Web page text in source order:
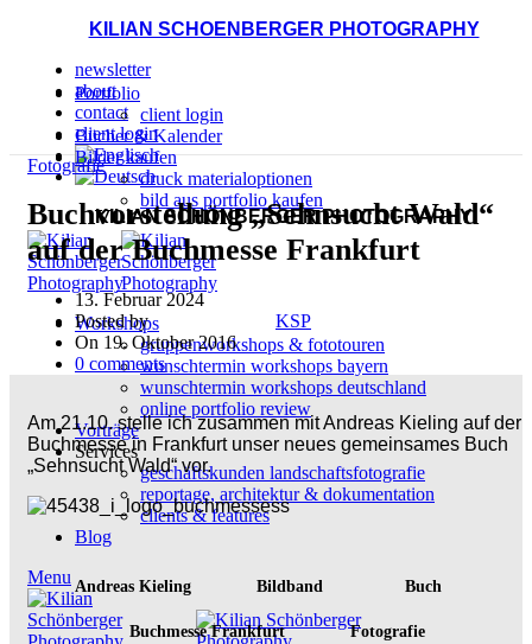
KILIAN SCHOENBERGER PHOTOGRAPHY
newsletter
about
contact
client login
KILIAN SCHÖNBERGER PHOTOGRAPHY
Portfolio
client login
Bücher & Kalender
Bilder kaufen
druck materialoptionen
bild aus portfolio kaufen
Workshops
gruppenworkshops & fototouren
wunschtermin workshops bayern
wunschtermin workshops deutschland
online portfolio review
Vorträge
Services
geschäftskunden landschaftsfotografie
reportage, architektur & dokumentation
clients & features
Blog
Menu
Fotografie
Buchvorstellung „Sehnsucht Wald“
auf der Buchmesse Frankfurt
13. Februar 2024
Posted by
KSP
On 19. Oktober 2016
0 comments
Am 21.10. stelle ich zusammen mit Andreas Kieling auf der
Buchmesse in Frankfurt unser neues gemeinsames Buch
„Sehnsucht Wald“ vor.
Andreas Kieling Bildband Buch
Buchmesse Frankfurt Fotografie